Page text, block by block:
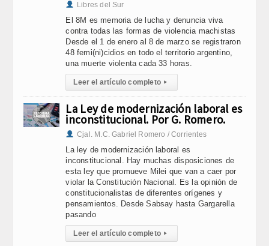
Libres del Sur
El 8M es memoria de lucha y denuncia viva
contra todas las formas de violencia machistas
Desde el 1 de enero al 8 de marzo se registraron
48 femi(ni)cidios en todo el territorio argentino,
una muerte violenta cada 33 horas.
Leer el artículo completo ▸
La Ley de modernización laboral es
inconstitucional. Por G. Romero.
Cjal. M.C. Gabriel Romero / Corrientes
La ley de modernización laboral es
inconstitucional. Hay muchas disposiciones de
esta ley que promueve Milei que van a caer por
violar la Constitución Nacional. Es la opinión de
constitucionalistas de diferentes orígenes y
pensamientos. Desde Sabsay hasta Gargarella
pasando
Leer el artículo completo ▸